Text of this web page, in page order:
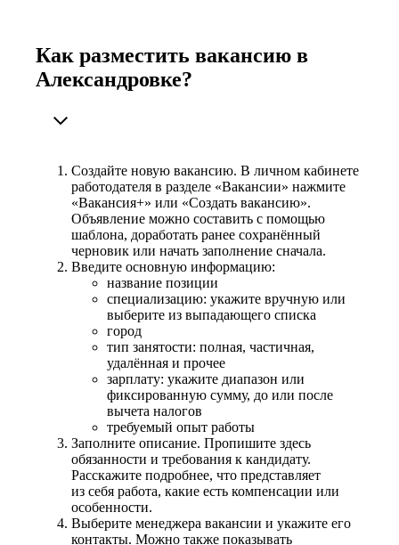
Как разместить вакансию в
Александровке?
Создайте новую вакансию. В личном кабинете
работодателя в разделе «Вакансии» нажмите
«Вакансия+» или «Создать вакансию».
Объявление можно составить с помощью
шаблона, доработать ранее сохранённый
черновик или начать заполнение сначала.
Введите основную информацию:
название позиции
специализацию: укажите вручную или
выберите из выпадающего списка
город
тип занятости: полная, частичная,
удалённая и прочее
зарплату: укажите диапазон или
фиксированную сумму, до или после
вычета налогов
требуемый опыт работы
Заполните описание. Пропишите здесь
обязанности и требования к кандидату.
Расскажите подробнее, что представляет
из себя работа, какие есть компенсации или
особенности.
Выберите менеджера вакансии и укажите его
контакты. Можно также показывать